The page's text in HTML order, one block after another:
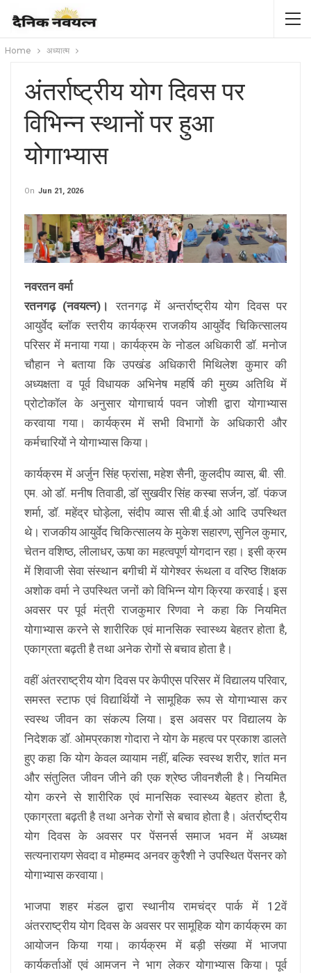
Home अध्यात्म
अंतर्राष्ट्रीय योग दिवस पर
विभिन्न स्थानों पर हुआ
योगाभ्यास
On Jun 21, 2026
नवरतन वर्मा
रतनगढ़ (नवयत्न)। रतनगढ़ में अन्तर्राष्ट्रीय योग दिवस पर
आयुर्वेद ब्लॉक स्तरीय कार्यक्रम राजकीय आयुर्वेद चिकित्सालय
परिसर में मनाया गया। कार्यक्रम के नोडल अधिकारी डॉ. मनोज
चौहान ने बताया कि उपखंड अधिकारी मिथिलेश कुमार की
अध्यक्षता व पूर्व विधायक अभिनेष महर्षि की मुख्य अतिथि में
प्रोटोकॉल के अनुसार योगाचार्य पवन जोशी द्वारा योगाभ्यास
करवाया गया। कार्यक्रम में सभी विभागों के अधिकारी और
कर्मचारियों ने योगाभ्यास किया।
कार्यक्रम में अर्जुन सिंह फ्रांसा, महेश सैनी, कुलदीप व्यास, बी. सी.
एम. ओ डॉ. मनीष तिवाडी, डॉ सुखवीर सिंह कस्बा सर्जन, डॉ. पंकज
शर्मा, डॉ. महेंद्र घोड़ेला, संदीप व्यास सी.बी.ई.ओ आदि उपस्थित
थे। राजकीय आयुर्वेद चिकित्सालय के मुकेश सहारण, सुनिल कुमार,
चेतन वशिष्ठ, लीलाधर, ऊषा का महत्वपूर्ण योगदान रहा। इसी क्रम
में शिवाजी सेवा संस्थान बगीची में योगेश्वर रूंथला व वरिष्ठ शिक्षक
अशोक वर्मा ने उपस्थित जनों को विभिन्न योग क्रिया करवाई। इस
अवसर पर पूर्व मंत्री राजकुमार रिणवा ने कहा कि नियमित
योगाभ्यास करने से शारीरिक एवं मानसिक स्वास्थ्य बेहतर होता है,
एकाग्रता बढ़ती है तथा अनेक रोगों से बचाव होता है।
वहीं अंतरराष्ट्रीय योग दिवस पर केपीएस परिसर में विद्यालय परिवार,
समस्त स्टाफ एवं विद्यार्थियों ने सामूहिक रूप से योगाभ्यास कर
स्वस्थ जीवन का संकल्प लिया। इस अवसर पर विद्यालय के
निदेशक डॉ. ओमप्रकाश गोदारा ने योग के महत्व पर प्रकाश डालते
हुए कहा कि योग केवल व्यायाम नहीं, बल्कि स्वस्थ शरीर, शांत मन
और संतुलित जीवन जीने की एक श्रेष्ठ जीवनशैली है। नियमित
योग करने से शारीरिक एवं मानसिक स्वास्थ्य बेहतर होता है,
एकाग्रता बढ़ती है तथा अनेक रोगों से बचाव होता है। अंतर्राष्ट्रीय
योग दिवस के अवसर पर पेंसनर्स समाज भवन में अध्यक्ष
सत्यनारायण सेवदा व मोहम्मद अनवर कुरैशी ने उपस्थित पेंसनर को
योगाभ्यास करवाया।
भाजपा शहर मंडल द्वारा स्थानीय रामचंद्र पार्क में 12वें
अंतरराष्ट्रीय योग दिवस के अवसर पर सामूहिक योग कार्यक्रम का
आयोजन किया गया। कार्यक्रम में बड़ी संख्या में भाजपा
कार्यकर्ताओं एवं आमजन ने भाग लेकर योगाभ्यास किया। पूर्व